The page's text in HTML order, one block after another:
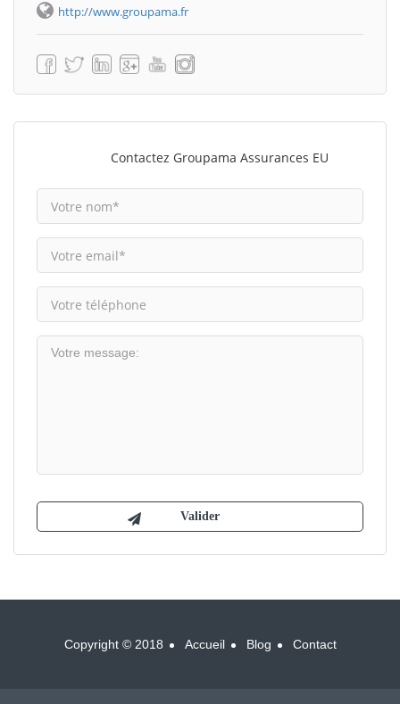
http://www.groupama.fr
Contactez Groupama Assurances EU
Copyright © 2018 Accueil Blog Contact